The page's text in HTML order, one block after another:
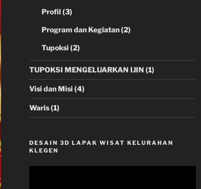
Profil(3)
Program dan Kegiatan(2)
Tupoksi(2)
TUPOKSI MENGELUARKAN IJIN (1)
Visi dan Misi(4)
Waris(1)
DESAIN 3D LAPAK WISAT KELURAHAN
KLEGEN